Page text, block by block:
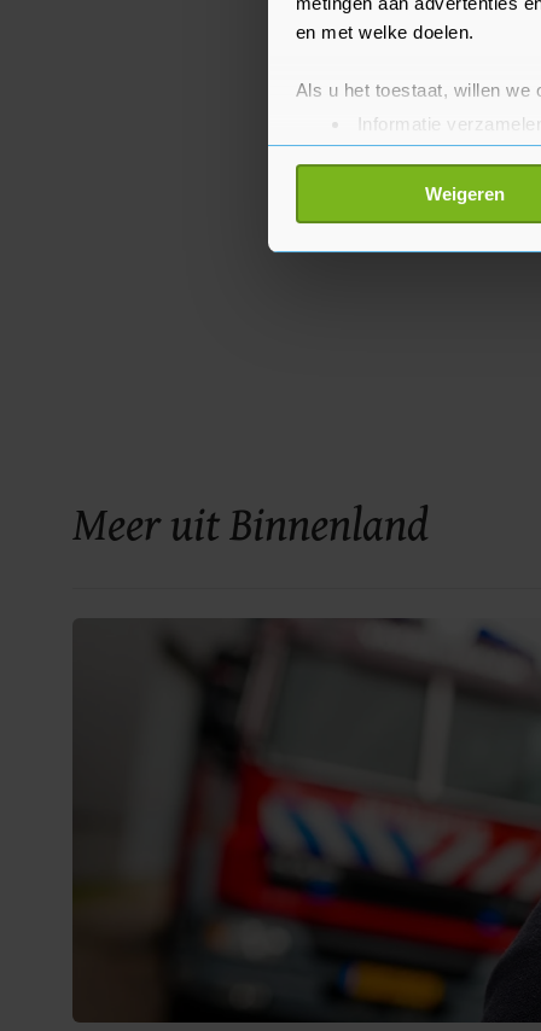
en met welke doelen.
Als u het toestaat, willen we
Informatie
Uw apparaat
Lees meer over hoe uw
toestemming op elk moment
Weigeren
Meer uit Binnenland